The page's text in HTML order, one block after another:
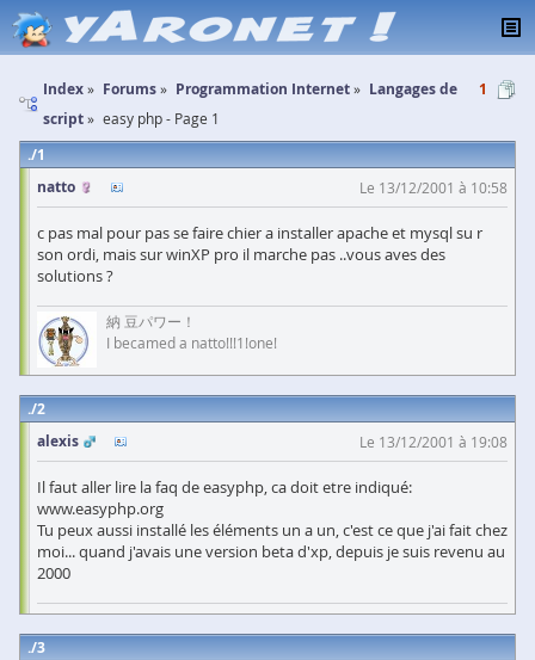
Index Forums Programmation Internet
Langages de
script
easy php - Page 1
1
1
natto
Le 13/12/2001 à 10:58
c pas mal pour pas se faire chier a installer apache et mysql su r
son ordi, mais sur winXP pro il marche pas ..vous aves des
solutions ?
納 豆パワー！
I becamed a natto!!!1!one!
2
alexis
Le 13/12/2001 à 19:08
Il faut aller lire la faq de easyphp, ca doit etre indiqué:
www.easyphp.org
Tu peux aussi installé les éléments un a un, c'est ce que j'ai fait chez
moi... quand j'avais une version beta d'xp, depuis je suis revenu au
2000
3